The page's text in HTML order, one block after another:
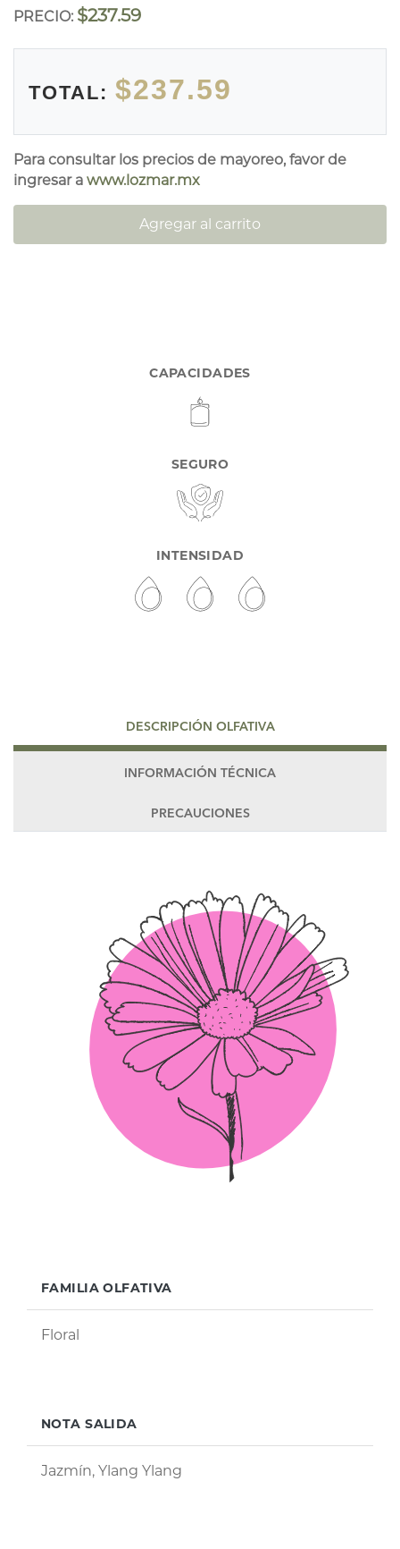
PRECIO: $237.59
TOTAL: $237.59
Para consultar los precios de mayoreo, favor de
ingresar a www.lozmar.mx
Agregar al carrito
CAPACIDADES
SEGURO
INTENSIDAD
DESCRIPCIÓN OLFATIVA
INFORMACIÓN TÉCNICA
PRECAUCIONES
FAMILIA OLFATIVA
Floral
NOTA SALIDA
Jazmín, Ylang Ylang